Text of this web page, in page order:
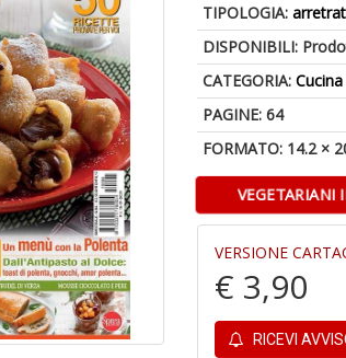
TIPOLOGIA:
DISPONIBILI:
CATEGORIA:Cucina
PAGINE: 64
FORMATO: 14.2 ×
VERSIONE
€ 3,90
RICEVI